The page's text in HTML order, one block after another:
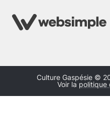
Culture Gaspésie ©
Voir la politique